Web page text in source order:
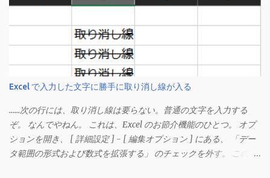
Excel で入力した文字に勝手に取り消し線が入る
……次の行には、取り消し線は要らない。普通の文字を入力する
ぞ。 なんでやねん。 これは、Excel のお節介機能のひとつ。 オプ
ションを開き、 [ 詳細設定 ] - [ 編集オプション ] にある、 「デー
タ範囲の形式および数式を拡張する」 のチェックを外す。 この機